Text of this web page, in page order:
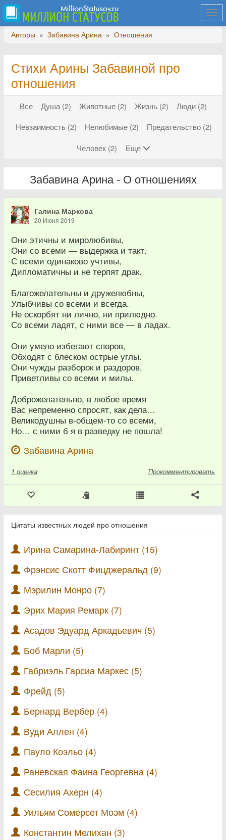
Авторы » Забавина Арина » Отношения
Стихи Арины Забавиной про
отношения
Все Душа (2) Животные (2) Жизнь (2)
Люди (2)
Невзаимность (2)
Нелюбимые (2)
Предательство (2)
Человек (2)
Еще
Забавина Арина - О отношениях
Галина Маркова
20 Июня 2019
Они этичны и миролюбивы,
Они со всеми — выдержка и такт.
С всеми одинаково учтивы,
Дипломатичны и не терпят драк.
Благожелательны и дружелюбны,
Улыбчивы со всеми и всегда.
Не оскорбят ни лично, ни прилюдно.
Со всеми ладят, с ними все — в ладах.
Они умело избегают споров,
Обходят с блеском острые углы.
Они чужды разборок и раздоров,
Приветливы со всеми и милы.
Доброжелательно, в любое время
Вас непременно спросят, как дела…
Великодушны в-общем-то со всеми,
Но… с ними б я в разведку не пошла!
Забавина Арина
1 оценка Прокомментировать
Цитаты известных людей про отношения
Ирина Самарина-Лабиринт (15)
Фрэнсис Скотт Фицджеральд (9)
Мэрилин Монро (7)
Эрих Мария Ремарк (7)
Асадов Эдуард Аркадьевич (5)
Боб Марли (5)
Габриэль Гарсиа Маркес (5)
Фрейд (5)
Бернард Вербер (4)
Вуди Аллен (4)
Пауло Коэльо (4)
Раневская Фаина Георгевна (4)
Сесилия Ахерн (4)
Уильям Сомерсет Моэм (4)
Константин Мелихан (3)